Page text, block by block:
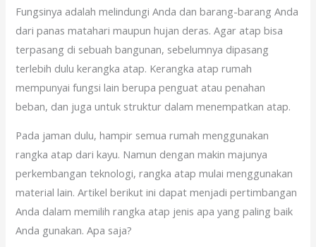
Fungsinya adalah melindungi Anda dan barang-barang Anda
dari panas matahari maupun hujan deras. Agar atap bisa
terpasang di sebuah bangunan, sebelumnya dipasang
terlebih dulu kerangka atap. Kerangka atap rumah
mempunyai fungsi lain berupa penguat atau penahan
beban, dan juga untuk struktur dalam menempatkan atap.
Pada jaman dulu, hampir semua rumah menggunakan
rangka atap dari kayu. Namun dengan makin majunya
perkembangan teknologi, rangka atap mulai menggunakan
material lain. Artikel berikut ini dapat menjadi pertimbangan
Anda dalam memilih rangka atap jenis apa yang paling baik
Anda gunakan. Apa saja?